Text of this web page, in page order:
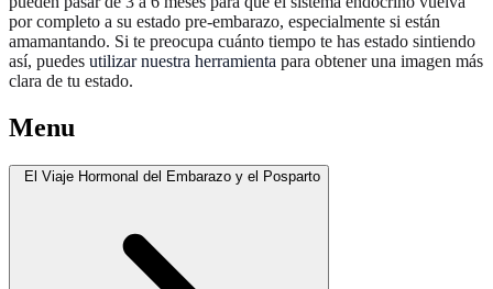
por completo a su estado pre-embarazo, especialmente si están
amamantando. Si te preocupa cuánto tiempo te has estado sintiendo
así, puedes utilizar nuestra herramienta para obtener una imagen más
clara de tu estado.
Menu
El Viaje Hormonal del Embarazo y el Posparto